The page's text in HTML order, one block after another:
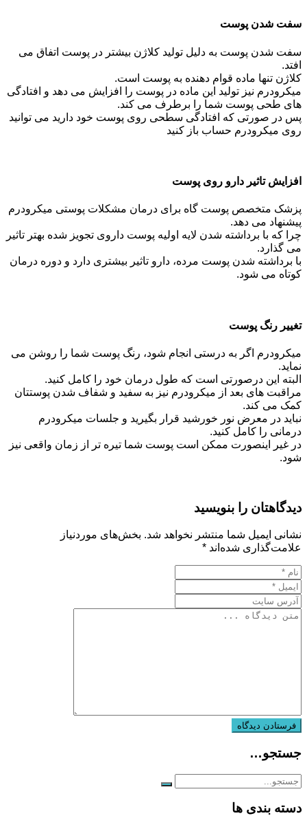
سفت شدن پوست
سفت شدن پوست به دلیل تولید کلاژن بیشتر در پوست اتفاق می
افتد.
کلاژن تنها ماده قوام دهنده به پوست است.
میکرودرم نیز تولید این ماده در پوست را افزایش می دهد و افتادگی
های طحی پوست شما را برطرف می کند.
پس در صورتی که افتادگی سطحی روی پوست خود دارید می توانید
روی میکرودرم حساب باز کنید
افزایش تاثیر دارو روی پوست
پزشک متخصص پوست گاه برای درمان مشکلات پوستی میکرودرم
پیشنهاد می دهد.
چرا که با برداشته شدن لایه اولیه پوست داروی تجویز شده بهتر تاثیر
می گذارد.
با برداشته شدن پوست مرده، دارو تاثیر بیشتری دارد و دوره درمان
کوتاه می شود.
تغییر رنگ پوست
میکرودرم اگر به درستی انجام شود، رنگ پوست شما را روشن می
نماید.
البته این درصورتی است که طول درمان خود را کامل کنید.
مراقبت های بعد از میکرودرم نیز به سفید و شفاف شدن پوستتان
کمک می کند.
نباید در معرض نور خورشید قرار بگیرید و جلسات میکرودرم
درمانی را کامل کنید.
در غیر اینصورت ممکن است پوست شما تیره تر از زمان واقعی نیز
شود.
دیدگاهتان را بنویسید
نشانی ایمیل شما منتشر نخواهد شد. بخش‌های موردنیاز
علامت‌گذاری شده‌اند *
جستجو…
دسته بندی ها